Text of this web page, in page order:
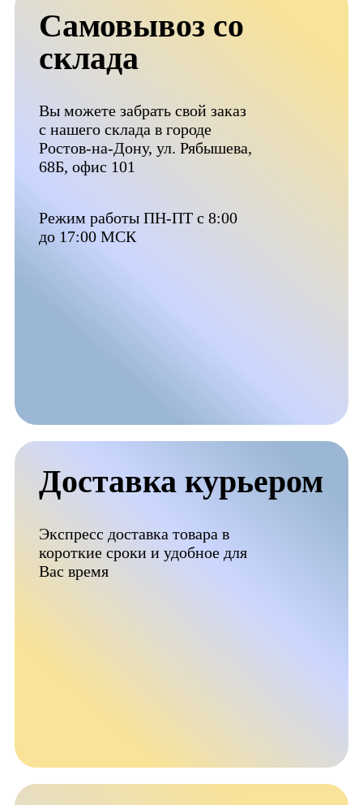
Самовывоз со
склада
Вы можете забрать свой заказ
с нашего склада в городе
Ростов-на-Дону, ул. Рябышева,
68Б, офис 101
Режим работы ПН-ПТ с 8:00
до 17:00 МСК
Доставка курьером
Экспресс доставка товара в
короткие сроки и удобное для
Вас время